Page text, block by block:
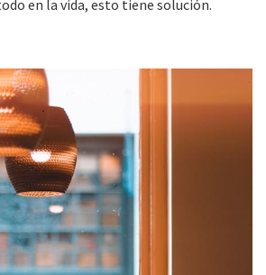
en la vida, esto tiene solución.